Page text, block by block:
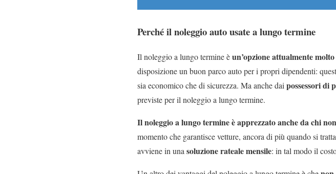
Perché il noleggio auto usate a lungo termine
Il noleggio a lungo termine èun’opzione attualmente
disposizione un buon parco auto per i propri dipendenti:
sia economico che di sicurezza. Ma anche dai possessori di
previste per il noleggio a lungo termine.
Il noleggio a lungo termine è apprezzato anche da chi
momento che garantisce vetture, ancora di più quando si
avviene in una soluzione rateale mensile: in tal modo il